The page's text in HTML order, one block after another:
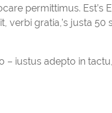
permittimus. Est’s
gratia,’s justa 50
– iustus adepto in